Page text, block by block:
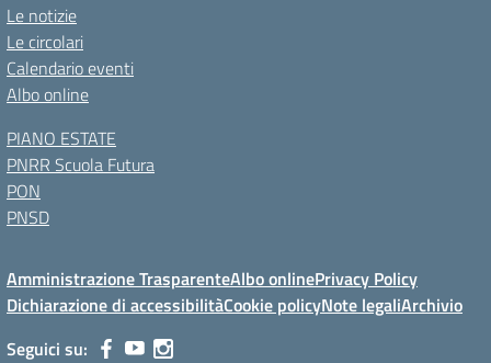
Le notizie
Le circolari
Calendario eventi
Albo online
PIANO ESTATE
PNRR Scuola Futura
PON
PNSD
Amministrazione TrasparenteAlbo onlinePrivacy Policy
Dichiarazione di accessibilitàCookie policyNote legaliArchivio
Seguici su: